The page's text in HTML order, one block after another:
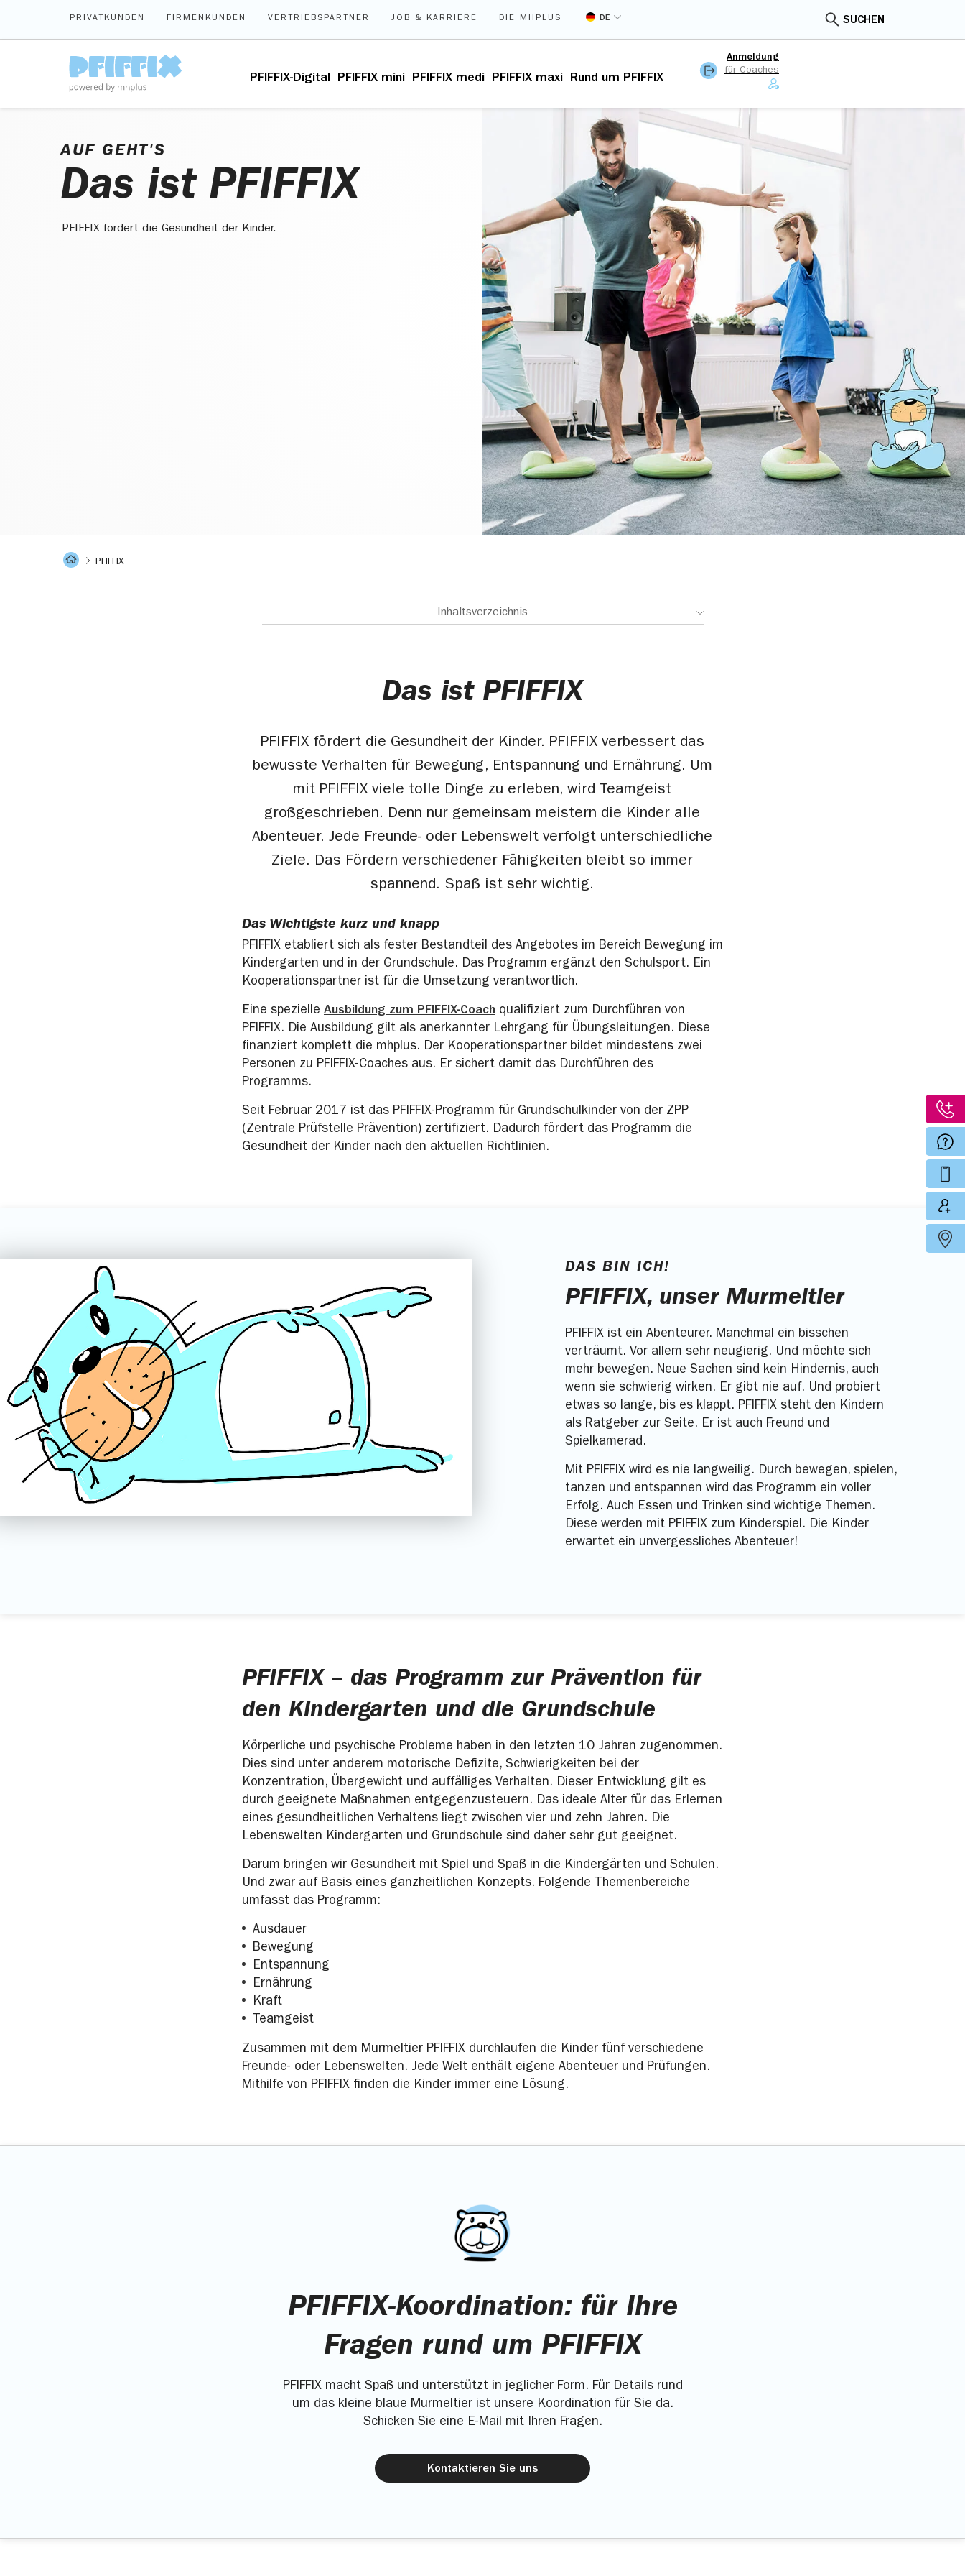
PRIVATKUNDEN FIRMENKUNDEN VERTRIEBSPARTNER JOB & KARRIERE DIE MHPLUS DE SUCHEN
PFIFFIX-Digital PFIFFIX mini PFIFFIX medi PFIFFIX maxi Rund um PFIFFIX
Anmeldung
für Coaches
AUF GEHT'S
Das ist PFIFFIX
PFIFFIX fördert die Gesundheit der Kinder.
Startseite
PFIFFIX
Inhaltsverzeichnis
Das ist PFIFFIX
PFIFFIX fördert die Gesundheit der Kinder. PFIFFIX verbessert das
bewusste Verhalten für Bewegung, Entspannung und Ernährung. Um
mit PFIFFIX viele tolle Dinge zu erleben, wird Teamgeist
großgeschrieben. Denn nur gemeinsam meistern die Kinder alle
Abenteuer. Jede Freunde- oder Lebenswelt verfolgt unterschiedliche
Ziele. Das Fördern verschiedener Fähigkeiten bleibt so immer
spannend. Spaß ist sehr wichtig.
Das Wichtigste kurz und knapp
PFIFFIX etabliert sich als fester Bestandteil des Angebotes im Bereich Bewegung im
Kindergarten und in der Grundschule. Das Programm ergänzt den Schulsport. Ein
Kooperationspartner ist für die Umsetzung verantwortlich.
Eine spezielle Ausbildung zum PFIFFIX-Coachqualifiziert zum Durchführen von
PFIFFIX. Die Ausbildung gilt als anerkannter Lehrgang für Übungsleitungen. Diese
finanziert komplett die mhplus. Der Kooperationspartner bildet mindestens zwei
Personen zu PFIFFIX-Coaches aus. Er sichert damit das Durchführen des
Programms.
Seit Februar 2017 ist das PFIFFIX-Programm für Grundschulkinder von der ZPP
(Zentrale Prüfstelle Prävention) zertifiziert. Dadurch fördert das Programm die
Gesundheit der Kinder nach den aktuellen Richtlinien.
DAS BIN ICH!
PFIFFIX, unser Murmeltier
PFIFFIX ist ein Abenteurer. Manchmal ein bisschen
verträumt. Vor allem sehr neugierig. Und möchte sich
mehr bewegen. Neue Sachen sind kein Hindernis, auch
wenn sie schwierig wirken. Er gibt nie auf. Und probiert
etwas so lange, bis es klappt. PFIFFIX steht den Kindern
als Ratgeber zur Seite. Er ist auch Freund und
Spielkamerad.
Mit PFIFFIX wird es nie langweilig. Durch bewegen, spielen,
tanzen und entspannen wird das Programm ein voller
Erfolg. Auch Essen und Trinken sind wichtige Themen.
Diese werden mit PFIFFIX zum Kinderspiel. Die Kinder
erwartet ein unvergessliches Abenteuer!
PFIFFIX – das Programm zur Prävention für
den Kindergarten und die Grundschule
Körperliche und psychische Probleme haben in den letzten 10 Jahren zugenommen.
Dies sind unter anderem motorische Defizite, Schwierigkeiten bei der
Konzentration, Übergewicht und auffälliges Verhalten. Dieser Entwicklung gilt es
durch geeignete Maßnahmen entgegenzusteuern. Das ideale Alter für das Erlernen
eines gesundheitlichen Verhaltens liegt zwischen vier und zehn Jahren. Die
Lebenswelten Kindergarten und Grundschule sind daher sehr gut geeignet.
Darum bringen wir Gesundheit mit Spiel und Spaß in die Kindergärten und Schulen.
Und zwar auf Basis eines ganzheitlichen Konzepts. Folgende Themenbereiche
umfasst das Programm:
Ausdauer
Bewegung
Entspannung
Ernährung
Kraft
Teamgeist
Zusammen mit dem Murmeltier PFIFFIX durchlaufen die Kinder fünf verschiedene
Freunde- oder Lebenswelten. Jede Welt enthält eigene Abenteuer und Prüfungen.
Mithilfe von PFIFFIX finden die Kinder immer eine Lösung.
PFIFFIX-Koordination: für Ihre
Fragen rund um PFIFFIX
PFIFFIX macht Spaß und unterstützt in jeglicher Form. Für Details rund
um das kleine blaue Murmeltier ist unsere Koordination für Sie da.
Schicken Sie eine E-Mail mit Ihren Fragen.
Kontaktieren Sie uns